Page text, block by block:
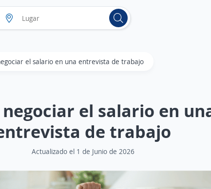
el salario en una entrevista de trabajo
el salario en
de trabajo
Actualizado el 1 de Junio de 2026